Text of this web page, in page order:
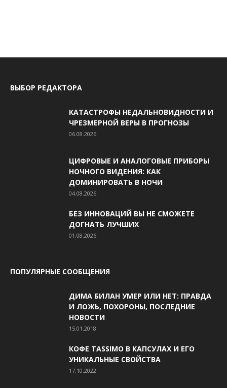
ВЫБОР РЕДАКТОРА
КАТАСТРОФЫ НЕДАЛЬНОВИДНОСТИ И
ЧРЕЗМЕРНОЙ ВЕРЫ В ПРОГНОЗЫ
06.08.2026
ЦИФРОВЫЕ И АНАЛОГОВЫЕ ПРИБОРЫ
НОЧНОГО ВИДЕНИЯ: КАК
ДОМИНИРОВАТЬ В НОЧИ
04.08.2026
БЕЗ ИННОВАЦИЙ ВЫ НЕ СМОЖЕТЕ
ДОГНАТЬ ЛУЧШИХ
01.08.2026
ПОПУЛЯРНЫЕ СООБЩЕНИЯ
ДИМА БИЛАН УМЕР ИЛИ НЕТ: ПРАВДА
И ЛОЖЬ, ПОХОРОНЫ, ПОСЛЕДНИЕ
НОВОСТИ
15.01.2018
КОФЕ TASSIMO В КАПСУЛАХ И ЕГО
УНИКАЛЬНЫЕ СВОЙСТВА
17.10.2022